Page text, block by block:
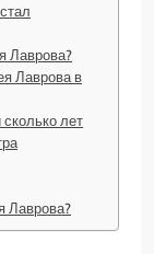
Лаврова?
Лаврова в
лет
Лаврова?